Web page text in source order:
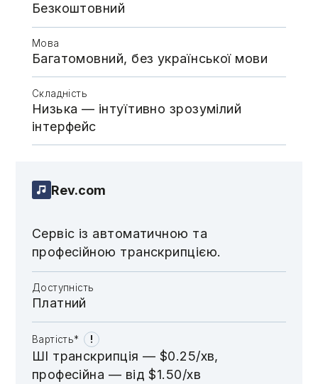
Безкоштовний
Мова
Багатомовний, без української мови
Складність
Низька — інтуїтивно зрозумілий
інтерфейс
Rev.com
Сервіс із автоматичною та
професійною транскрипцією.
Доступність
Платний
Вартість* !
ШІ транскрипція — $0.25/хв,
професійна — від $1.50/хв